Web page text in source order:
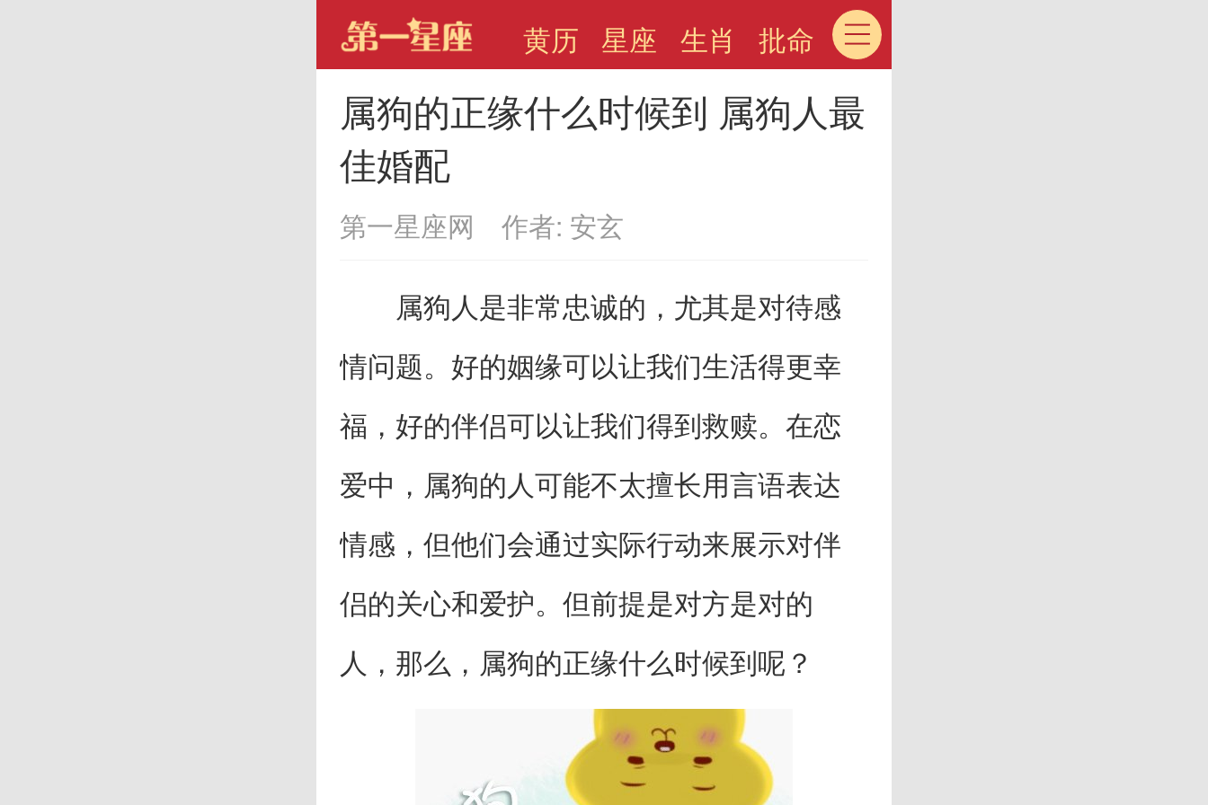
黄历 星座 生肖 批命
属狗的正缘什么时候到 属狗人最
佳婚配
第一星座网 作者: 安玄
属狗人是非常忠诚的，尤其是对待感
情问题。好的姻缘可以让我们生活得更幸
福，好的伴侣可以让我们得到救赎。在恋
爱中，属狗的人可能不太擅长用言语表达
情感，但他们会通过实际行动来展示对伴
侣的关心和爱护。但前提是对方是对的
人，那么，属狗的正缘什么时候到呢？